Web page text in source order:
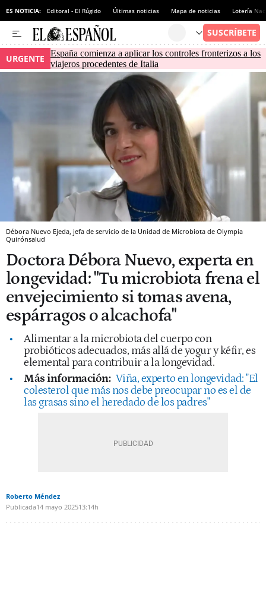
ES NOTICIA: Editoral - El Rúgido Últimas noticias Mapa de noticias Lotería
URGENTE
España comienza a aplicar los controles fronterizos a los
viajeros procedentes de Italia
Débora Nuevo Ejeda, jefa de servicio de la Unidad de Microbiota de Olympia
Quirónsalud
Doctora Débora Nuevo, experta en
longevidad: "Tu microbiota frena el
envejecimiento si tomas avena,
espárragos o alcachofa"
Alimentar a la microbiota del cuerpo con
probióticos adecuados, más allá de yogur y kéfir, es
elemental para contribuir a la longevidad.
Más información: Viña, experto en longevidad: "El
colesterol que más nos debe preocupar no es el de
las grasas sino el heredado de los padres"
Roberto Méndez
Publicada14 mayo 202513:14h